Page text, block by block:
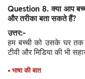
Question 8. क्या आप
और तरीका बता सकते हैं?
उत्तर:-
हम बच्ची को उसके घर तक
टीवी और मिडिया की भी
• भाषा की बात